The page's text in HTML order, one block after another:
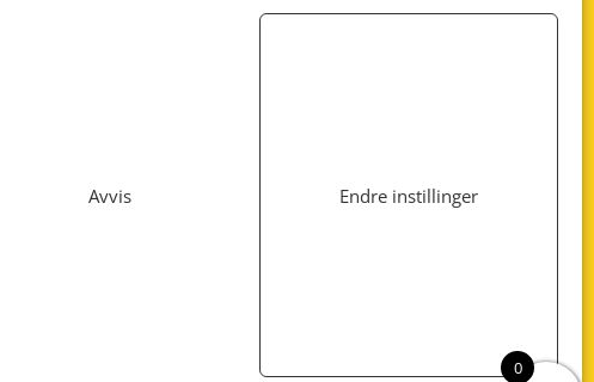
Avvis Endre instillinger
0